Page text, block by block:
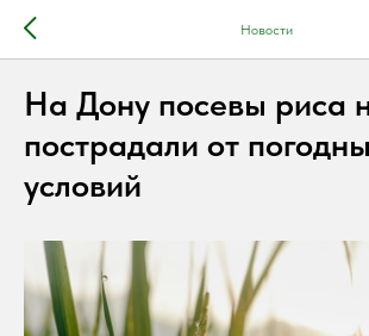
Новости
На Дону посевы риса
пострадали от
условий